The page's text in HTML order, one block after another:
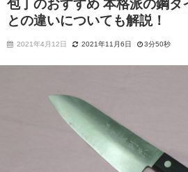
包丁のおすすめ 本格派の鋼タ
との違いについても解説！
2021年4月12日 2021年11月6日 3分50秒